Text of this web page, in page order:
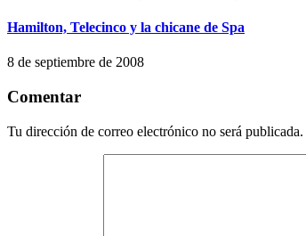
Hamilton, Telecinco y la chicane de Spa
8 de septiembre de 2008
Comentar
Tu dirección de correo electrónico no será publicada.